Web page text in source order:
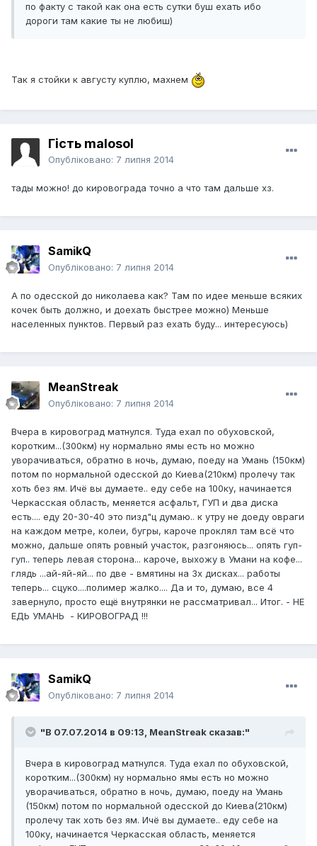
по факту с такой как она есть сутки буш ехать ибо
дороги там какие ты не любиш)
Так я стойки к августу куплю, махнем
Гість malosol
Опубліковано: 7 липня 2014
тады можно! до кировограда точно а что там дальше хз.
SamikQ
Опубліковано: 7 липня 2014
А по одесской до николаева как? Там по идее меньше всяких
кочек быть должно, и доехать быстрее можно) Меньше
населенных пунктов. Первый раз ехать буду... интересуюсь)
MeanStreak
Опубліковано: 7 липня 2014
Вчера в кировоград матнулся. Туда ехал по обуховской,
коротким...(300км) ну нормально ямы есть но можно
уворачиваться, обратно в ночь, думаю, поеду на Умань (150км)
потом по нормальной одесской до Киева(210км) пролечу так
хоть без ям. Ичё вы думаете.. еду себе на 100ку, начинается
Черкасская область, меняется асфальт, ГУП и два диска
есть.... еду 20-30-40 это пизд"ц думаю.. к утру не доеду овраги
на каждом метре, колеи, бугры, кароче проклял там всё что
можно, дальше опять ровный участок, разгоняюсь... опять гуп-
гуп.. теперь левая сторона... кароче, выхожу в Умани на кофе...
глядь ...ай-яй-яй... по две - вмятины на 3х дисках... работы
теперь... сцуко....полимер жалко.... Да и то, думаю, все 4
завернуло, просто ещё внутрянки не рассматривал... Итог. - НЕ
ЕДЬ УМАНЬ - КИРОВОГРАД !!!
SamikQ
Опубліковано: 7 липня 2014
"В 07.07.2014 в 09:13, MeanStreak сказав:"
Вчера в кировоград матнулся. Туда ехал по обуховской,
коротким...(300км) ну нормально ямы есть но можно
уворачиваться, обратно в ночь, думаю, поеду на Умань
(150км) потом по нормальной одесской до Киева(210км)
пролечу так хоть без ям. Ичё вы думаете.. еду себе на
100ку, начинается Черкасская область, меняется